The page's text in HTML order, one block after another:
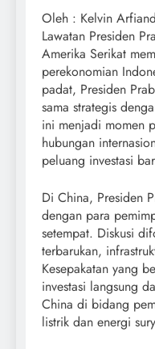
Oleh : Kelvin
Lawatan Presiden
Amerika Serikat
perekonomian
padat, Presiden
sama strategis
ini menjadi momen
hubungan
peluang investasi
Di China, Presiden
dengan para
setempat. Diskusi
terbarukan,
Kesepakatan yang
investasi langsung
China di bidang
listrik dan energi